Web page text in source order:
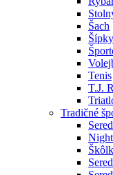
Šach
Šípky
Tenis
T.J.
Tradičné